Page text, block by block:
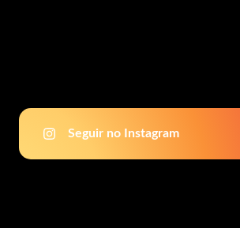
Seguir no Instagram